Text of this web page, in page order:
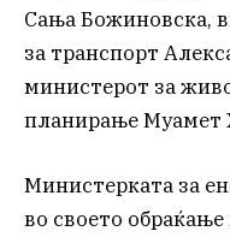
Сања Божиновска,
за транспорт
министерот за
планирање Муамет
Министерката за
во своето